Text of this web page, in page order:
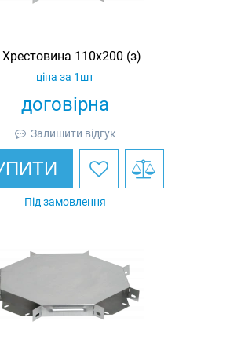
Хрестовина 110х200 (з)
договірна
ціна за 1шт
Залишити відгук
Під замовлення